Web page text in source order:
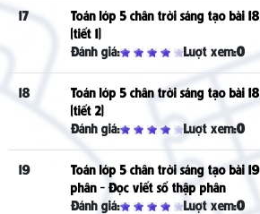
17
Toán lớp 5 chân trời sáng tạo bài
(tiết 1)
Đánh giá:
Lượt xem:0
18
Toán lớp 5 chân trời sáng tạo bài
(tiết 2)
Đánh giá:
Lượt xem:0
19
Toán lớp 5 chân trời sáng tạo bài
phân - Đọc viết số thập phân
Đánh giá:
Lượt xem:0